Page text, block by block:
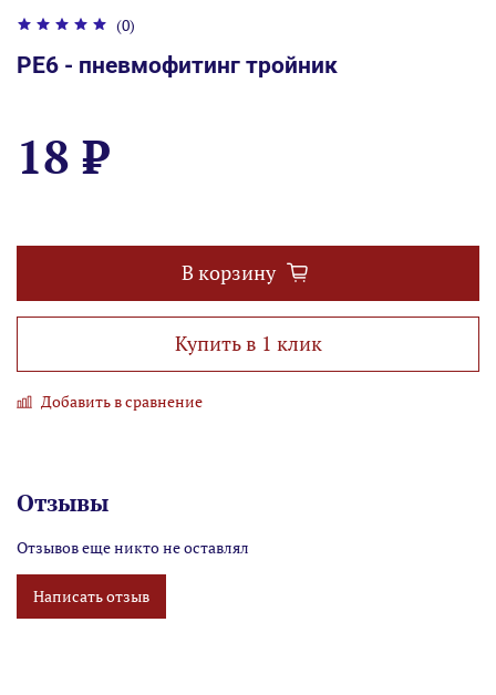
(0)
PE6 - пневмофитинг тройник
18 ₽
В корзину
Купить в 1 клик
Добавить в сравнение
Отзывы
Отзывов еще никто не оставлял
Написать отзыв